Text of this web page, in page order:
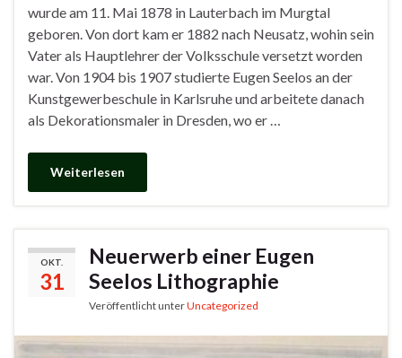
wurde am 11. Mai 1878 in Lauterbach im Murgtal
geboren. Von dort kam er 1882 nach Neusatz, wohin sein
Vater als Hauptlehrer der Volksschule versetzt worden
war. Von 1904 bis 1907 studierte Eugen Seelos an der
Kunstgewerbeschule in Karlsruhe und arbeitete danach
als Dekorationsmaler in Dresden, wo er …
Weiterlesen
OKT.
31
Neuerwerb einer Eugen
Seelos Lithographie
Veröffentlicht unterUncategorized